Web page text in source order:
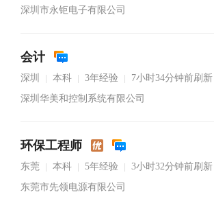
深圳市永钜电子有限公司
会计
深圳 本科 3年经验
7小时34分钟前刷新
深圳华美和控制系统有限公司
环保工程师
东莞 本科 5年经验
3小时32分钟前刷新
东莞市先领电源有限公司